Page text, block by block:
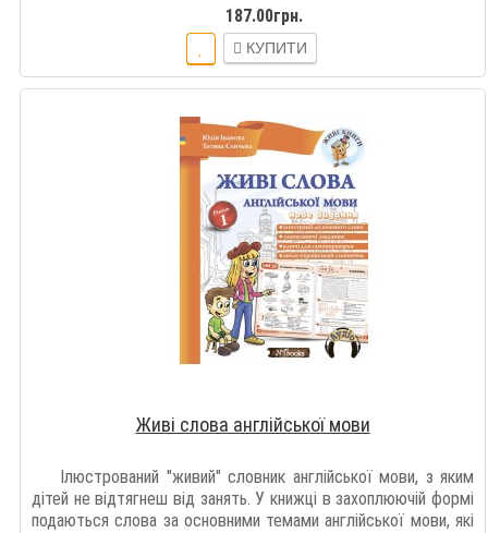
187.00грн.
КУПИТИ
Живі слова англійської мови
Ілюстрований "живий" словник англійської мови, з яким
дітей не відтягнеш від занять. У книжці в захоплюючій формі
подаються слова за основними темами англійської мови, які